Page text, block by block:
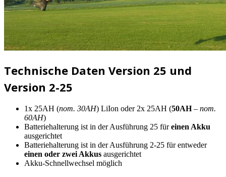
Technische Daten Version 25 und
Version 2-25
1x 25AH (nom. 30AH) LiIon oder 2x 25AH (50AH– nom.
60AH)
Batteriehalterung ist in der Ausführung 25 füreinen Akku
ausgerichtet
Batteriehalterung ist in der Ausführung 2-25 für entweder
einen oder zwei Akkus ausgerichtet
Akku-Schnellwechsel möglich